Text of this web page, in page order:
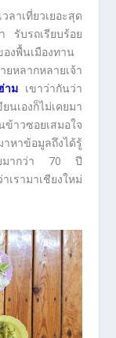
ลาเที่ยวเยอะสุด
รับรถเรียบร้อย
งพื้นเมืองทาน
หลากหลายเจ้า
ามเขาว่ากันว่า
เองก็ไม่เคยมา
าวซอยเสมอใจ
หาข้อมูลถึงได้รู้
ายมากว่า 70 ปี
รามาเชียงใหม่